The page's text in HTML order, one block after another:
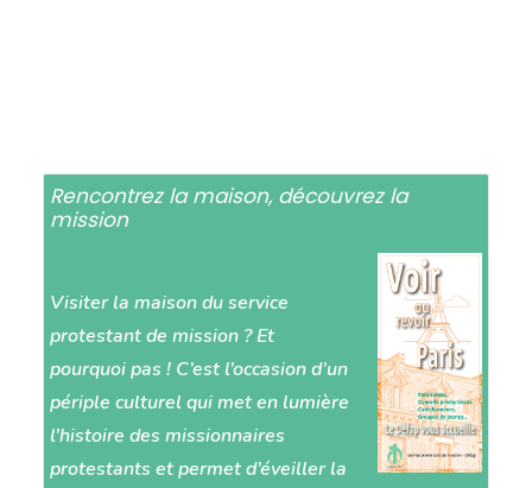
Rencontrez la maison, découvrez la
mission
Visiter la maison du service
protestant de mission ? Et
pourquoi pas ! C’est l’occasion d’un
périple culturel qui met en lumière
l’histoire des missionnaires
protestants et permet d’éveiller la